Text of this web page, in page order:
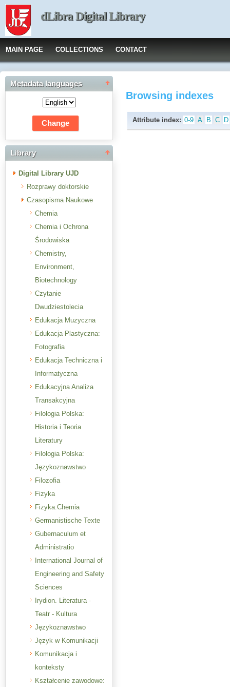
dLibra Digital Library
MAIN PAGE COLLECTIONS CONTACT
Metadata languages
Library
Digital Library UJD
Rozprawy doktorskie
Czasopisma Naukowe
Chemia
Chemia i Ochrona
Środowiska
Chemistry,
Environment,
Biotechnology
Czytanie
Dwudziestolecia
Edukacja Muzyczna
Edukacja Plastyczna:
Fotografia
Edukacja Techniczna i
Informatyczna
Edukacyjna Analiza
Transakcyjna
Filologia Polska:
Historia i Teoria
Literatury
Filologia Polska:
Językoznawstwo
Filozofia
Fizyka
Fizyka.Chemia
Germanistische Texte
Gubernaculum et
Administratio
International Journal of
Engineering and Safety
Sciences
Irydion. Literatura -
Teatr - Kultura
Językoznawstwo
Język w Komunikacji
Komunikacja i
konteksty
Kształcenie zawodowe:
Browsing indexes
Attribute index: 0-9 A B C D